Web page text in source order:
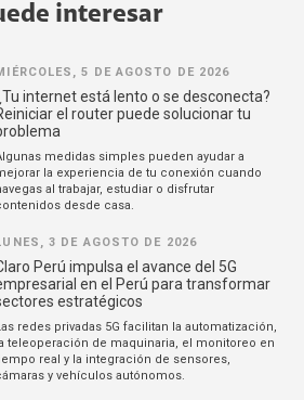
interesar
5 DE AGOSTO DE 2026
internet está lento o se desconecta?
el router puede solucionar tu
medidas simples pueden ayudar a
la experiencia de tu conexión cuando
al trabajar, estudiar o disfrutar
desde casa.
3 DE AGOSTO DE 2026
Perú impulsa el avance del 5G
en el Perú para transformar
estratégicos
redes privadas 5G facilitan la automatización,
teleoperación de maquinaria, el monitoreo en
real y la integración de sensores,
y vehículos autónomos.